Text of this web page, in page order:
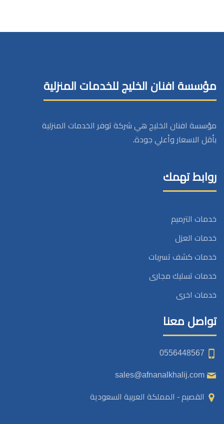
مؤسسة افنان الخليج للخدمات المنزلية
مؤسسة افنان الخليج هي شركة توفر الخدمات المنزلية
بأقل الاسعار وأعلي جودة.
روابط تهمك
خدمات الترميم
خدمات العزل
خدمات كشف تسربات
خدمات تسليك مجارى
خدمات اخرى
تواصل معنا
القصيم - المملكة العربية السعودية